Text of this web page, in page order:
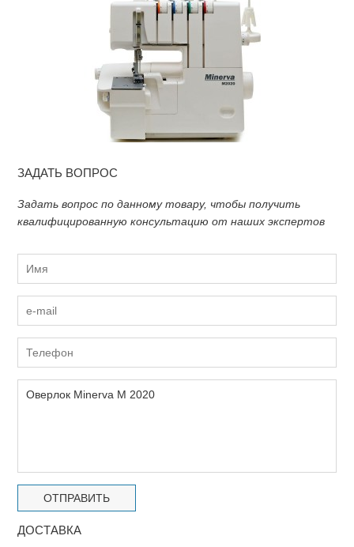
ЗАДАТЬ ВОПРОС
Задать вопрос по данному товару, чтобы получить
квалифицированную консультацию от наших экспертов
ДОСТАВКА